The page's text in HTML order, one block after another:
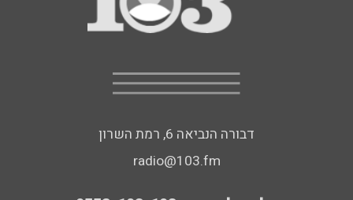
דבורה הנביאה 6, רמת השרון
radio@103.fm